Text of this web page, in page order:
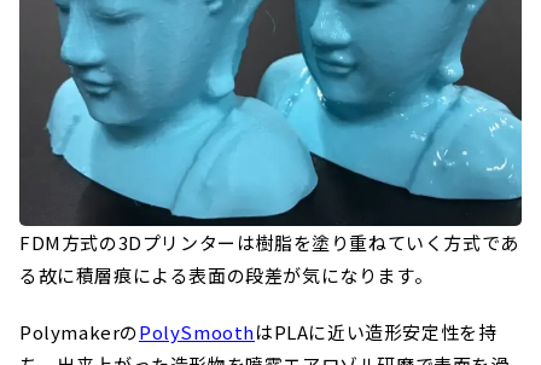
FDM方式の3Dプリンターは樹脂を塗り重ねていく方式であ
る故に積層痕による表面の段差が気になります。
PolymakerのPolySmoothはPLAに近い造形安定性を持